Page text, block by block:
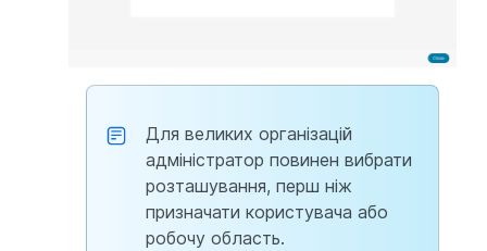
Для великих організацій
адміністратор повинен вибрати
розташування, перш ніж
призначати користувача або
робочу область.